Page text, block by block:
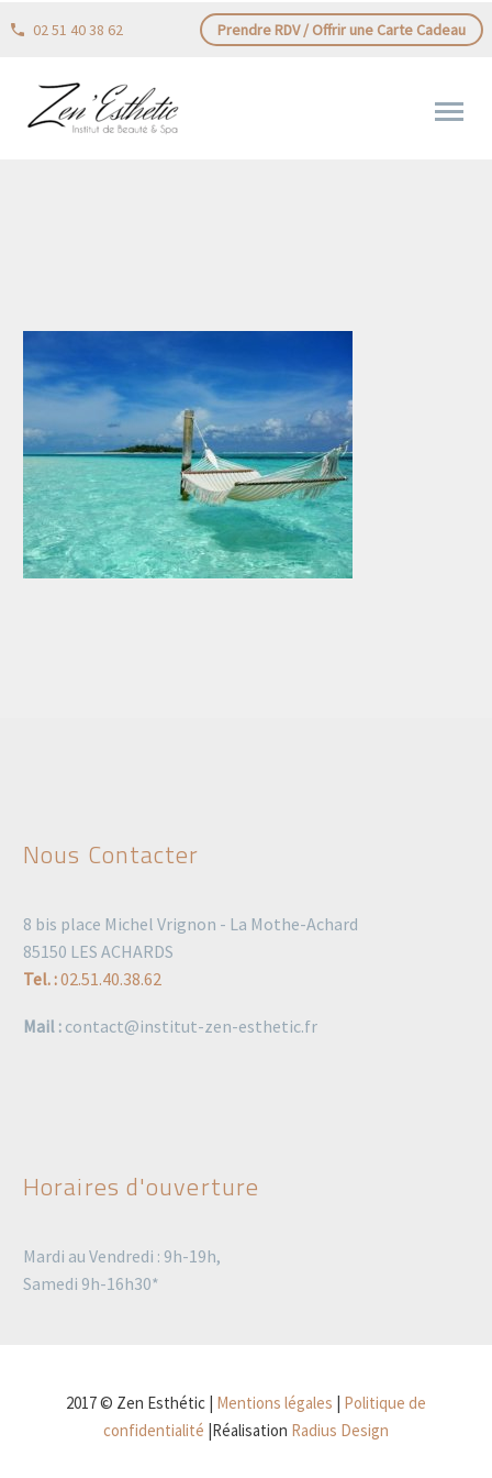
02 51 40 38 62 Prendre RDV / Offrir une Carte Cadeau
Nous Contacter
8 bis place Michel Vrignon - La Mothe-Achard
85150 LES ACHARDS
Tel. :02.51.40.38.62
Mail : contact@institut-zen-esthetic.fr
Horaires d'ouverture
Mardi au Vendredi : 9h-19h,
Samedi 9h-16h30*
2017 © Zen Esthétic | Mentions légales
Politique de
confidentialité |Réalisation Radius Design